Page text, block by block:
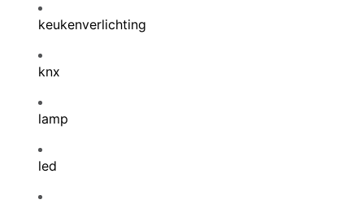
keukenverlichting
knx
lamp
led